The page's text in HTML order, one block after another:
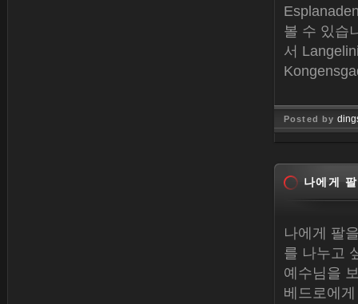
볼 수 있습
서
Posted by
나에게
나에게 팔
를 나누고
예수님을
베드로에